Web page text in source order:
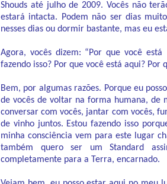
Shouds até julho de 2009. Vocês não
estará intacta. Podem não ser dias
nesses dias ou dormir bastante, mas eu
Agora, vocês dizem: “Por que você
fazendo isso? Por que você está aqui? Por
Bem, por algumas razões. Porque eu
de vocês de voltar na forma humana, de
conversar com vocês, jantar com vocês,
de vinho juntos. Estou fazendo isso
minha consciência vem para este lugar
também quero ser um Standard
completamente para a Terra, encarnado.